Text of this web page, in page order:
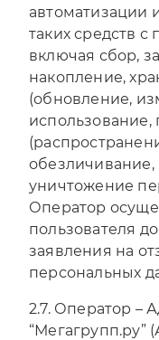
автоматизации
таких средств
включая сбор,
накопление,
(обновление,
использование,
обезличивание,
уничтожение
Оператор
пользователя
заявления на
персональных
2.7. Оператор –
“Мегагрупп.ру”